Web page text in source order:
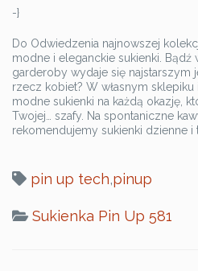
-}
Do Odwiedzenia najnowszej
modne i eleganckie sukienki. Bądź
garderoby wydaje się najstarszym
rzecz kobiet? W własnym
modne sukienki na każdą okazję,
Twojej… szafy. Na spontaniczne
rekomendujemy sukienki dzienne i
pin up tech,pinup
Sukienka Pin Up 581